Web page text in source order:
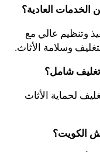
العادية؟
وتنظيم عالي مع
وسلامة الأثاث.
شامل؟
لحماية الأثاث
الكويت؟